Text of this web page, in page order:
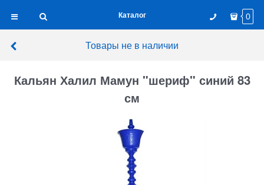
Каталог 0
Товары не в наличии
Кальян Халил Мамун "шериф" синий 83
см